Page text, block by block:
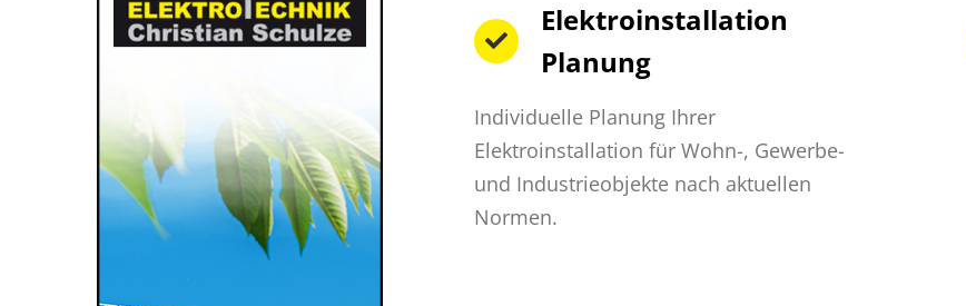
Elektroinstallation
Planung
Individuelle Planung Ihrer
Elektroinstallation für Wohn-, Gewerbe-
und Industrieobjekte nach aktuellen
Normen.